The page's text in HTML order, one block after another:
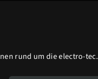
rund um die electro-tec.